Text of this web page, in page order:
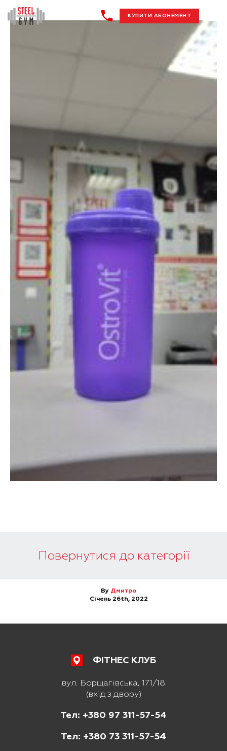
КУПИТИ АБОНЕМЕНТ
Повернутися до категорії
By Дмитро
Січень 26th, 2022
ФІТНЕС КЛУБ
вул. Борщагівська, 171/18
(вхід з двору)
Тел: +380 97 311-57-54
Тел: +380 73 311-57-54